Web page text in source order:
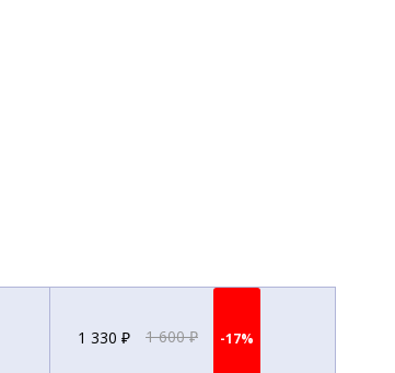
1 330 ₽ 1 600 ₽ -17%